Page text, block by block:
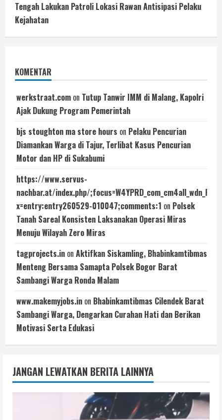
Tengah Lakukan Patroli Lokasi Rawan Antisipasi Pelaku
Kejahatan
KOMENTAR
werkstraat.com on Tutup Tanwir IMM di Malang, Kapolri
Ajak Dukung Program Pemerintah
bjs stoughton ma store hours on Pelaku Pencurian
Diamankan Warga di Tajur, Terlibat Kasus Pencurian
Motor dan HP di Sukabumi
https://www.servus-
nachbar.at/index.php/
x=entry:entry260529-010047;comments:1 on Polsek
Tanah Sareal Konsisten Laksanakan Operasi Miras
Menuju Wilayah Zero Miras
tagprojects.in on Aktifkan Siskamling, Bhabinkamtibmas
Menteng Bersama Samapta Polsek Bogor Barat
Sambangi Warga Ronda Malam
www.makemyjobs.in on Bhabinkamtibmas Cilendek Barat
Sambangi Warga, Dengarkan Curahan Hati dan Berikan
Motivasi Serta Edukasi
JANGAN LEWATKAN BERITA LAINNYA